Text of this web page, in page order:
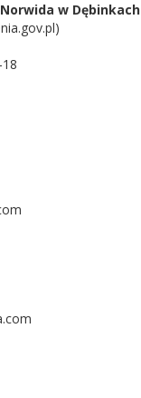
w Dębinkach